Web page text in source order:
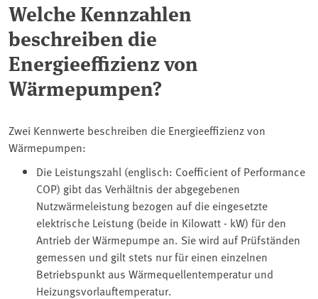
Welche Kennzahlen
beschreiben die
Energieeffizienz von
Wärmepumpen?
Zwei Kennwerte beschreiben die Energieeffizienz von
Wärmepumpen:
Die Leistungszahl (englisch: Coefficient of Performance
COP) gibt das Verhältnis der abgegebenen
Nutzwärmeleistung bezogen auf die eingesetzte
elektrische Leistung (beide in Kilowatt - kW) für den
Antrieb der Wärmepumpe an. Sie wird auf Prüfständen
gemessen und gilt stets nur für einen einzelnen
Betriebspunkt aus Wärmequellentemperatur und
Heizungsvorlauftemperatur.